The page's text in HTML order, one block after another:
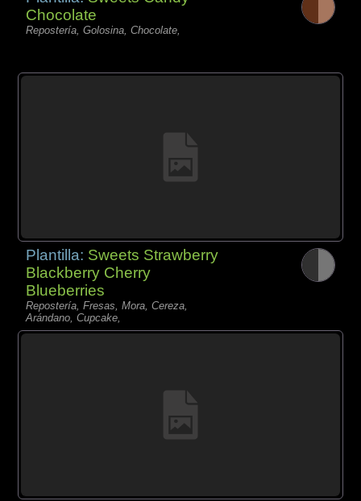
Chocolate
Repostería, Golosina, Chocolate,
Plantilla: Sweets Strawberry
Blackberry Cherry
Blueberries
Repostería, Fresas, Mora, Cereza,
Arándano, Cupcake,